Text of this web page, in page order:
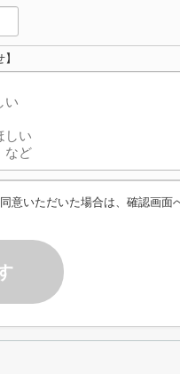
意いただいた場合は、確認画面